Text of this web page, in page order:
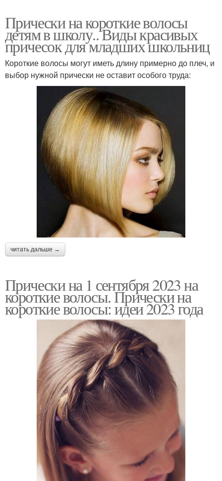
Прически на короткие волосы
детям в школу.. Виды красивых
причесок для младших школьниц
Короткие волосы могут иметь длину примерно до плеч, и
выбор нужной прически не оставит особого труда:
читать дальше →
Прически на 1 сентября 2023 на
короткие волосы. Прически на
короткие волосы: идеи 2023 года